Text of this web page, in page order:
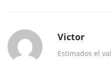
Victor
Estimados el